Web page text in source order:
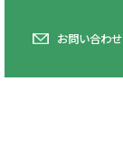
お問い合わせ